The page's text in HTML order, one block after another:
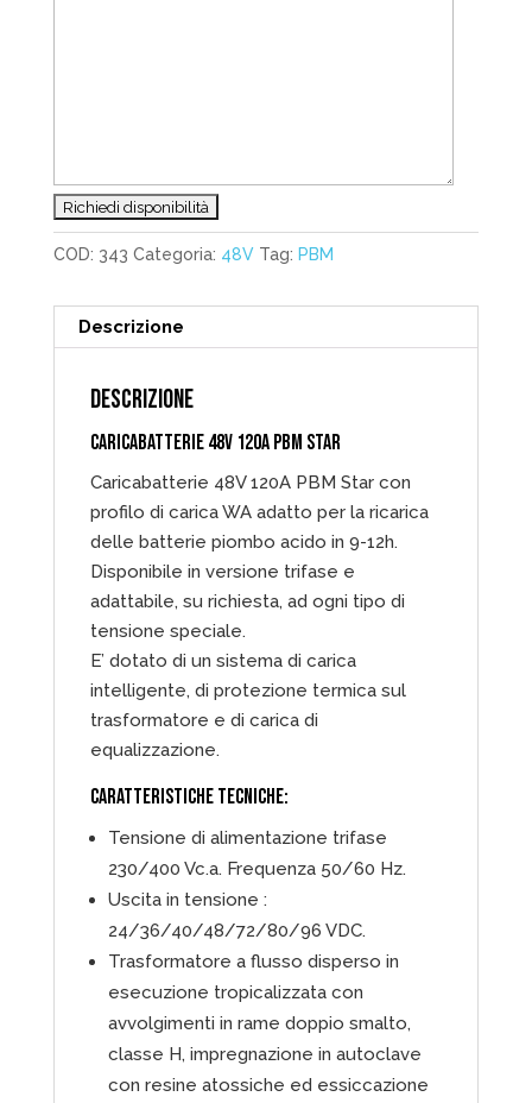
COD: 343 Categoria: 48V Tag: PBM
Descrizione
DESCRIZIONE
CARICABATTERIE 48V 120A PBM STAR
Caricabatterie 48V 120A PBM Star con
profilo di carica WA adatto per la ricarica
delle batterie piombo acido in 9-12h.
Disponibile in versione trifase e
adattabile, su richiesta, ad ogni tipo di
tensione speciale.
E’ dotato di un sistema di carica
intelligente, di protezione termica sul
trasformatore e di carica di
equalizzazione.
CARATTERISTICHE TECNICHE:
Tensione di alimentazione trifase
230/400 Vc.a. Frequenza 50/60 Hz.
Uscita in tensione :
24/36/40/48/72/80/96 VDC.
Trasformatore a flusso disperso in
esecuzione tropicalizzata con
avvolgimenti in rame doppio smalto,
classe H, impregnazione in autoclave
con resine atossiche ed essiccazione